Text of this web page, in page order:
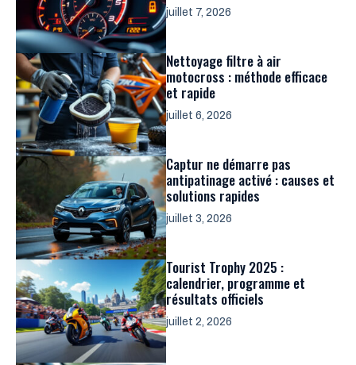
juillet 7, 2026
Nettoyage filtre à air
motocross : méthode efficace
et rapide
juillet 6, 2026
Captur ne démarre pas
antipatinage activé : causes et
solutions rapides
juillet 3, 2026
Tourist Trophy 2025 :
calendrier, programme et
résultats officiels
juillet 2, 2026